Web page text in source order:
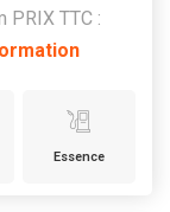
TTC :
Essence